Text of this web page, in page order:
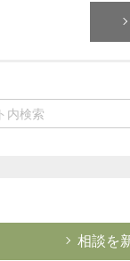
相談を